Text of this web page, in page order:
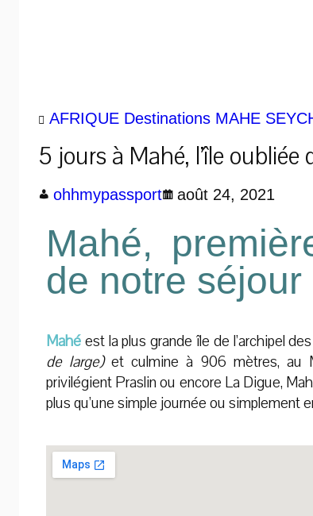
AFRIQUE Destinations MAHE
5 jours à Mahé, l’île oubliée
ohhmypassport août 24, 2021
Mahé,
de notre
Mahéest la plus grande île de l’archipel
de large)et culmine à 906 mètres, au
privilégient Praslin ou encore La Digue,
plus qu’une simple journée ou simplement